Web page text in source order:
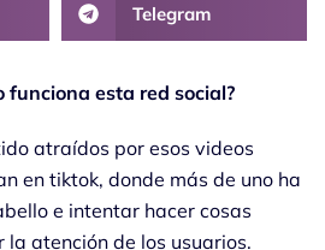
Telegram
funciona esta red social?
atraídos por esos videos
en tiktok, donde más de uno ha
e intentar hacer cosas
atención de los usuarios.